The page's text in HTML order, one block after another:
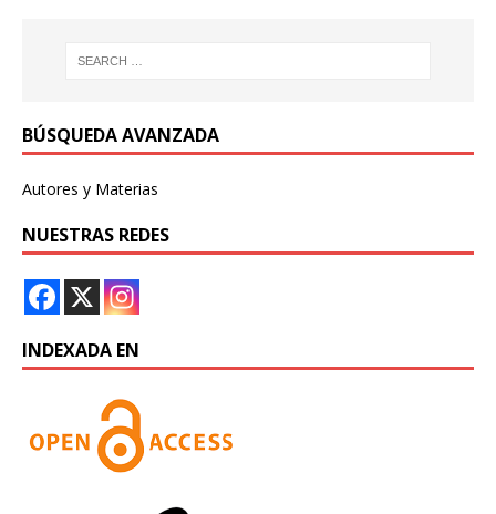
BÚSQUEDA AVANZADA
Autores y Materias
NUESTRAS REDES
INDEXADA EN